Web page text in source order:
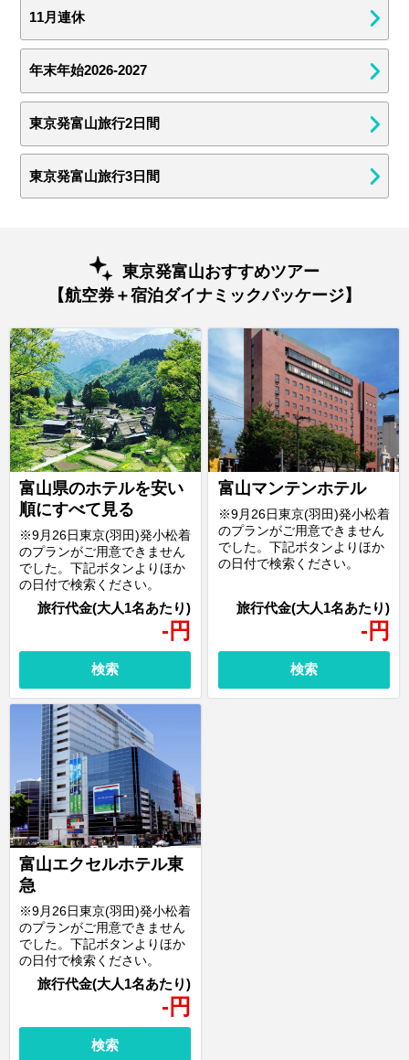
11月連休
年末年始2026-2027
東京発富山旅行2日間
東京発富山旅行3日間
東京発富山おすすめツアー
【航空券＋宿泊ダイナミックパッケージ】
富山県のホテルを安い
順にすべて見る
- 円
※9月26日東京(羽田)発小松着
のプランがご用意できません
でした。下記ボタンよりほか
の日付で検索ください。
検索
富山マンテンホテル
- 円
※9月26日東京(羽田)発小松着
のプランがご用意できません
でした。下記ボタンよりほか
の日付で検索ください。
検索
富山エクセルホテル東
急
- 円
※9月26日東京(羽田)発小松着
のプランがご用意できません
でした。下記ボタンよりほか
の日付で検索ください。
検索